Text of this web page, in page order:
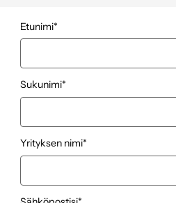
Etunimi*
Sukunimi*
Yrityksen nimi*